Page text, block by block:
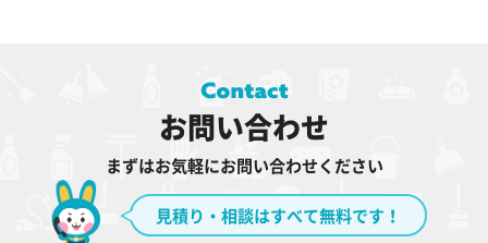
お問い合わせ
まずはお気軽にお問い合わせください
見積り・相談はすべて無料です！